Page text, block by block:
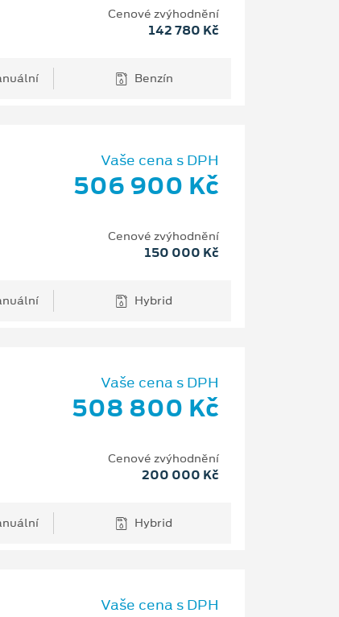
Cenové zvýhodnění
142 780 Kč
Benzín
Vaše cena s DPH
506 900 Kč
Cenové zvýhodnění
150 000 Kč
Hybrid
Vaše cena s DPH
508 800 Kč
Cenové zvýhodnění
200 000 Kč
Hybrid
Vaše cena s DPH